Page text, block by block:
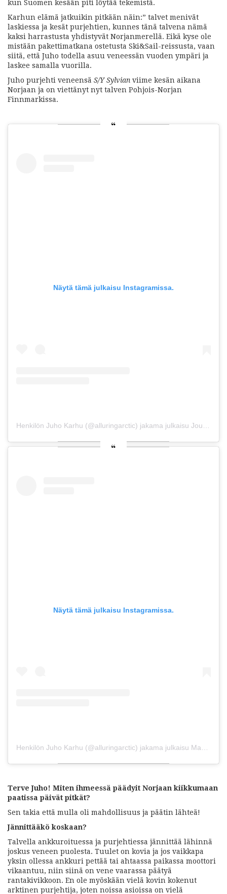
kun Suomen kesään piti löytää tekemistä.
Karhun elämä jatkuikin pitkään näin:” talvet menivät
laskiessa ja kesät purjehtien, kunnes tänä talvena nämä
kaksi harrastusta yhdistyvät Norjanmerellä. Eikä kyse ole
mistään pakettimatkana ostetusta Ski&Sail-reissusta, vaan
siitä, että Juho todella asuu veneessän vuoden ympäri ja
laskee samalla vuorilla.
Juho purjehti veneensä S/Y Sylvian viime kesän aikana
Norjaan ja on viettänyt nyt talven Pohjois-Norjan
Finnmarkissa.
Näytä tämä julkaisu Instagramissa.
Henkilön Juho Karhu (@alluringarctic) jakama julkaisu Joulu 21, 2018 kello 8.30 PST
Näytä tämä julkaisu Instagramissa.
Henkilön Juho Karhu (@alluringarctic) jakama julkaisu Maalis 3, 2019 kello 1.49 PST
Terve Juho! Miten ihmeessä päädyit Norjaan kiikkumaan
paatissa päivät pitkät?
Sen takia että mulla oli mahdollisuus ja päätin lähteä!
Jännittääkö koskaan?
Talvella ankkuroituessa ja purjehtiessa jännittää lähinnä
joskus veneen puolesta. Tuulet on kovia ja jos vaikkapa
yksin ollessa ankkuri pettää tai ahtaassa paikassa moottori
vikaantuu, niin siinä on vene vaarassa päätyä
rantakivikkoon. En ole myöskään vielä kovin kokenut
arktinen purjehtija, joten noissa asioissa on vielä